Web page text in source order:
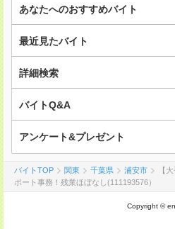
あなたへのおすすめバイト
最近見たバイト
詳細検索
バイトQ&A
アンケート&プレゼント
バイトTOP 関東 千葉県 浦安市
【
ポート事務！残業ほぼなし(111193576）
Copyright ©